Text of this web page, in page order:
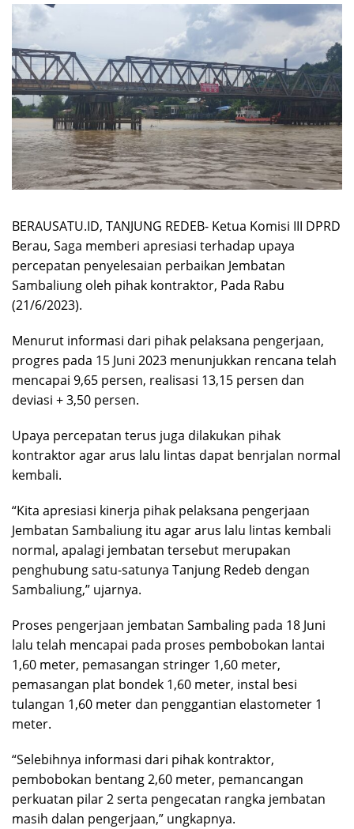
BERAUSATU.ID, TANJUNG REDEB- Ketua Komisi III DPRD
Berau, Saga memberi apresiasi terhadap upaya
percepatan penyelesaian perbaikan Jembatan
Sambaliung oleh pihak kontraktor, Pada Rabu
(21/6/2023).
Menurut informasi dari pihak pelaksana pengerjaan,
progres pada 15 Juni 2023 menunjukkan rencana telah
mencapai 9,65 persen, realisasi 13,15 persen dan
deviasi + 3,50 persen.
Upaya percepatan terus juga dilakukan pihak
kontraktor agar arus lalu lintas dapat benrjalan normal
kembali.
“Kita apresiasi kinerja pihak pelaksana pengerjaan
Jembatan Sambaliung itu agar arus lalu lintas kembali
normal, apalagi jembatan tersebut merupakan
penghubung satu-satunya Tanjung Redeb dengan
Sambaliung,” ujarnya.
Proses pengerjaan jembatan Sambaling pada 18 Juni
lalu telah mencapai pada proses pembobokan lantai
1,60 meter, pemasangan stringer 1,60 meter,
pemasangan plat bondek 1,60 meter, instal besi
tulangan 1,60 meter dan penggantian elastometer 1
meter.
“Selebihnya informasi dari pihak kontraktor,
pembobokan bentang 2,60 meter, pemancangan
perkuatan pilar 2 serta pengecatan rangka jembatan
masih dalan pengerjaan,” ungkapnya.